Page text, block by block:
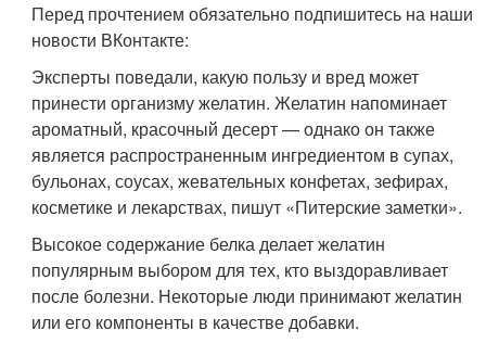
Перед прочтением обязательно подпишитесь на наши
новости ВКонтакте:
Эксперты поведали, какую пользу и вред может
принести организму желатин. Желатин напоминает
ароматный, красочный десерт — однако он также
является распространенным ингредиентом в супах,
бульонах, соусах, жевательных конфетах, зефирах,
косметике и лекарствах, пишут «Питерские заметки».
Высокое содержание белка делает желатин
популярным выбором для тех, кто выздоравливает
после болезни. Некоторые люди принимают желатин
или его компоненты в качестве добавки.